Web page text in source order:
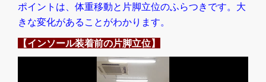
ポイントは、体重移動と片脚立位のふらつきです。大
きな変化があることがわかります。
【インソール装着前の片脚立位】